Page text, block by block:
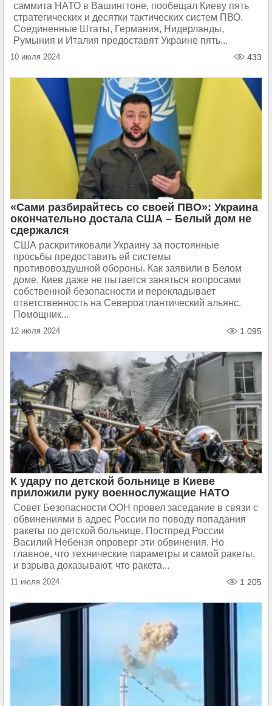
саммита НАТО в Вашингтоне, пообещал Киеву пять
стратегических и десятки тактических систем ПВО.
Соединенные Штаты, Германия, Нидерланды,
Румыния и Италия предоставят Украине пять...
10 июля 2024 433
«Сами разбирайтесь со своей ПВО»: Украина
окончательно достала США – Белый дом не
сдержался
США раскритиковали Украину за постоянные
просьбы предоставить ей системы
противовоздушной обороны. Как заявили в Белом
доме, Киев даже не пытается заняться вопросами
собственной безопасности и перекладывает
ответственность на Североатлантический альянс.
Помощник...
12 июля 2024 1 095
К удару по детской больнице в Киеве
приложили руку военнослужащие НАТО
Совет Безопасности ООН провел заседание в связи с
обвинениями в адрес России по поводу попадания
ракеты по детской больнице. Постпред России
Василий Небензя опроверг эти обвинения. Но
главное, что технические параметры и самой ракеты,
и взрыва доказывают, что ракета...
11 июля 2024 1 205